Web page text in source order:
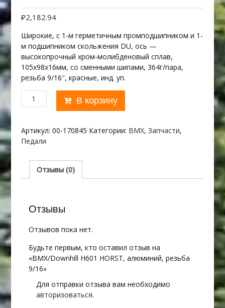
₽2,182.94
Широкие, с 1-м герметичным промподшипником и 1-
м подшипником скольжения DU, ось —
высокопрочный хром-молибденовый сплав,
105х98х16мм, со сменными шипами, 364г/пара,
резьба 9/16″, красные, инд. уп.
Количество
товара
H601
HORST,
алюминий,
резьба
В корзину
Артикул: 00-170845 Категории: BMX, Запчасти,
Педали
Отзывы (0)
Отзывы
Отзывов пока нет.
Будьте первым, кто оставил отзыв на
«BMX/Downhill H601 HORST, алюминий, резьба
9/16»
Для отправки отзыва вам необходимо
авторизоваться.